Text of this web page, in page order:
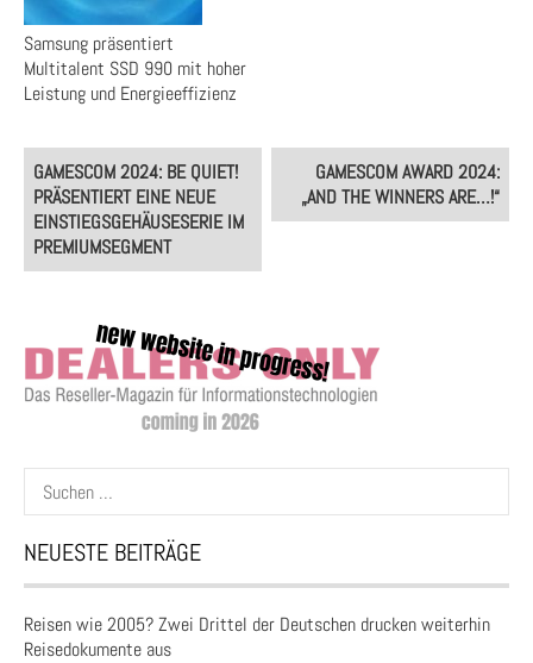
Samsung präsentiert
Multitalent SSD 990 mit hoher
Leistung und Energieeffizienz
Post
navigation
GAMESCOM 2024: BE QUIET!
PRÄSENTIERT EINE NEUE
EINSTIEGSGEHÄUSESERIE IM
PREMIUMSEGMENT
GAMESCOM AWARD 2024:
„AND THE WINNERS ARE…!“
Suchen
nach:
NEUESTE BEITRÄGE
Reisen wie 2005? Zwei Drittel der Deutschen drucken weiterhin
Reisedokumente aus